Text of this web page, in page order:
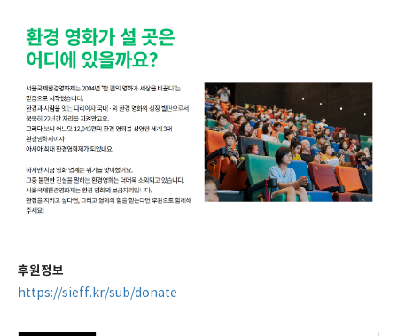
후원정보
https://sieff.kr/sub/donate